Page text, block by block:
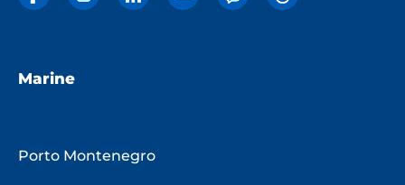
Marine
Porto Montenegro